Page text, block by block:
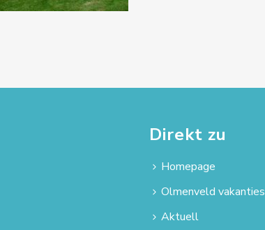
Direkt zu
Homepage
Olmenveld vakanties
Aktuell